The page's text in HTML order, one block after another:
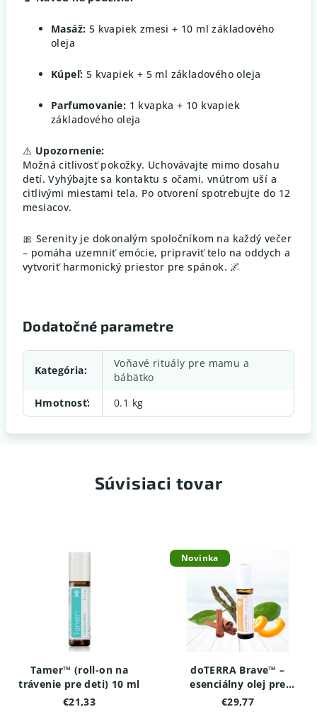
Masáž: 5 kvapiek zmesi + 10 ml základového
oleja
Kúpeľ: 5 kvapiek + 5 ml základového oleja
Parfumovanie: 1 kvapka + 10 kvapiek
základového oleja
⚠️ Upozornenie:
Možná citlivosť pokožky. Uchovávajte mimo dosahu
detí. Vyhýbajte sa kontaktu s očami, vnútrom uší a
citlivými miestami tela. Po otvorení spotrebujte do 12
mesiacov.
🎀 Serenity je dokonalým spoločníkom na každý večer
– pomáha uzemniť emócie, pripraviť telo na oddych a
vytvoriť harmonický priestor pre spánok. 🌌
Dodatočné parametre
Kategória:
Voňavé rituály pre mamu a
bábätko
Hmotnosť: 0.1 kg
Súvisiaci tovar
Tamer™ (roll-on na
trávenie pre deti) 10 ml
€21,33
Novinka
doTERRA Brave™ –
esenciálny olej pre
odvahu pre deti (10 ml
€29,77